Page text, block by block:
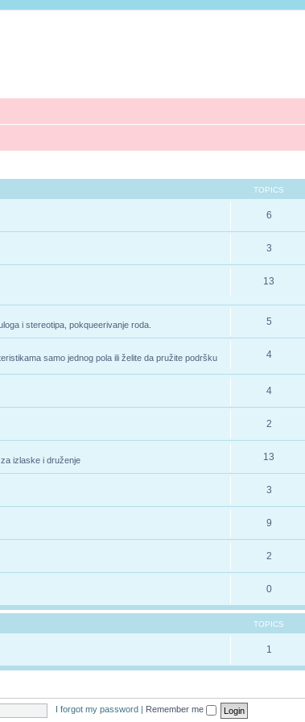
TOPICS
6
3
13
i stereotipa, pokqueerivanje roda. 5
samo jednog pola ili želite da pružite podršku
4
4
2
izlaske i druženje 13
3
9
2
0
TOPICS
1
I forgot my password Remember me